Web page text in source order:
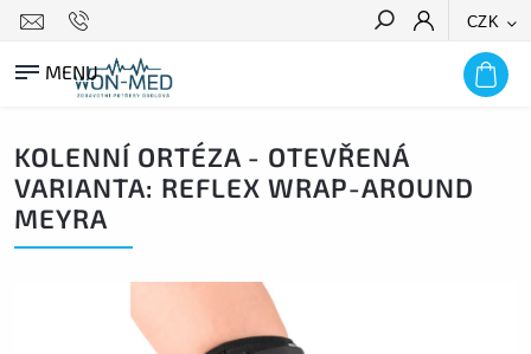
CZK
HLEDAT
KOLENNÍ ORTÉZA - OTEVŘENÁ
VARIANTA: REFLEX WRAP-AROUND
MEYRA